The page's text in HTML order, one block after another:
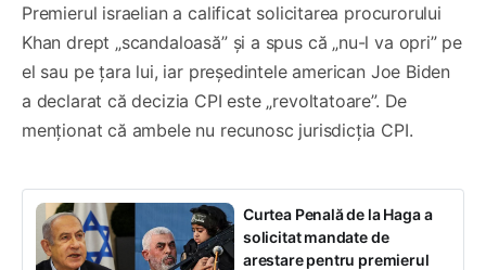
Premierul israelian a calificat solicitarea procurorului
Khan drept „scandaloasă” și a spus că „nu-l va opri” pe
el sau pe țara lui, iar președintele american Joe Biden
a declarat că decizia CPI este „revoltatoare”. De
menționat că ambele nu recunosc jurisdicția CPI.
Curtea Penală de la Haga a
solicitat mandate de
arestare pentru premierul